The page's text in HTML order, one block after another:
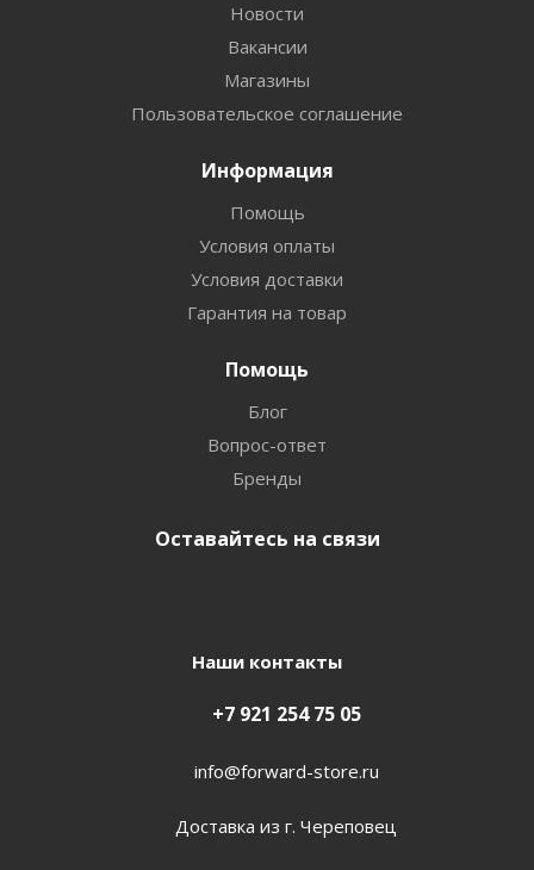
Новости
Вакансии
Магазины
Пользовательское соглашение
Информация
Помощь
Условия оплаты
Условия доставки
Гарантия на товар
Помощь
Блог
Вопрос-ответ
Бренды
Оставайтесь на связи
Наши контакты
+7 921 254 75 05
info@forward-store.ru
Доставка из г. Череповец